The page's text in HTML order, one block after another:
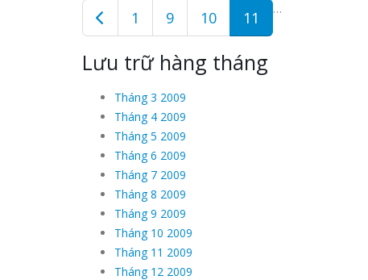
1 …
9 10 11
Lưu trữ hàng tháng
Tháng 3 2009
Tháng 4 2009
Tháng 5 2009
Tháng 6 2009
Tháng 7 2009
Tháng 8 2009
Tháng 9 2009
Tháng 10 2009
Tháng 11 2009
Tháng 12 2009